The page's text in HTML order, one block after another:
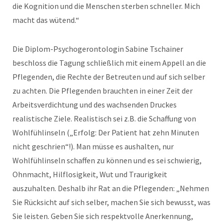
die Kognition und die Menschen sterben schneller. Mich
macht das wütend.“
Die Diplom-Psychogerontologin Sabine Tschainer
beschloss die Tagung schließlich mit einem Appell an die
Pflegenden, die Rechte der Betreuten und auf sich selber
zu achten. Die Pflegenden brauchten in einer Zeit der
Arbeitsverdichtung und des wachsenden Druckes
realistische Ziele. Realistisch sei z.B. die Schaffung von
Wohlfühlinseln („Erfolg: Der Patient hat zehn Minuten
nicht geschrien“!). Man müsse es aushalten, nur
Wohlfühlinseln schaffen zu können und es sei schwierig,
Ohnmacht, Hilflosigkeit, Wut und Traurigkeit
auszuhalten. Deshalb ihr Rat an die Pflegenden: „Nehmen
Sie Rücksicht auf sich selber, machen Sie sich bewusst, was
Sie leisten. Geben Sie sich respektvolle Anerkennung,